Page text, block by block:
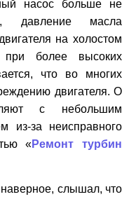
насос больше не
давление масла
на холостом
более высоких
что во многих
двигателя. О
с небольшим
из-за неисправного
«Ремонт турбин
слышал, что